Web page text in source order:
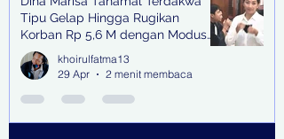
Tipu Gelap Hingga Rugikan
Korban Rp 5,6 M dengan Modus
Kerja Sama Impor Bodong
khoirulfatma13
29 Apr
2 menit membaca